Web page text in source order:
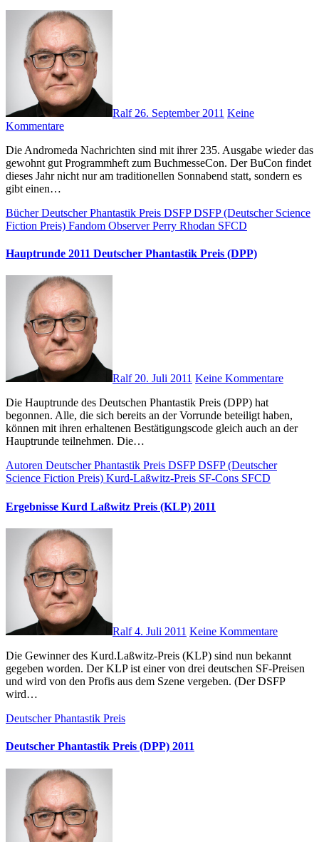
Ralf 26. September 2011 Keine
Kommentare
Die Andromeda Nachrichten sind mit ihrer 235. Ausgabe wieder das
gewohnt gut Programmheft zum BuchmesseCon. Der BuCon findet
dieses Jahr nicht nur am traditionellen Sonnabend statt, sondern es
gibt einen…
BücherDeutscher Phantastik Preis DSFPDSFP (Deutscher Science
Fiction Preis) Fandom ObserverPerry Rhodan SFCD
Hauptrunde 2011 Deutscher Phantastik Preis (DPP)
Ralf20. Juli 2011 Keine Kommentare
Die Hauptrunde des Deutschen Phantastik Preis (DPP) hat
begonnen. Alle, die sich bereits an der Vorrunde beteiligt haben,
können mit ihren erhaltenen Bestätigungscode gleich auch an der
Hauptrunde teilnehmen. Die…
Autoren Deutscher Phantastik Preis DSFPDSFP (Deutscher
Science Fiction Preis) Kurd-Laßwitz-Preis SF-Cons SFCD
Ergebnisse Kurd Laßwitz Preis (KLP) 2011
Ralf4. Juli 2011 Keine Kommentare
Die Gewinner des Kurd.Laßwitz-Preis (KLP) sind nun bekannt
gegeben worden. Der KLP ist einer von drei deutschen SF-Preisen
und wird von den Profis aus dem Szene vergeben. (Der DSFP
wird…
Deutscher Phantastik Preis
Deutscher Phantastik Preis (DPP) 2011